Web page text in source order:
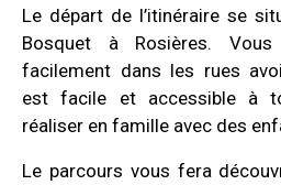
Le départ de l’itinéraire se
Bosquet à Rosières.
facilement dans les rues
est facile et accessible à
réaliser en famille avec des
Le parcours vous fera